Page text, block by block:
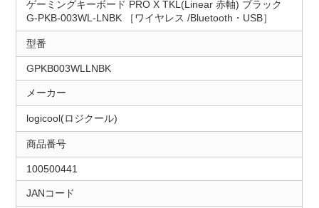
ゲーミングキーボード PRO X TKL(Linear 赤軸) ブラック
G-PKB-003WL-LNBK ［ワイヤレス /Bluetooth・USB］
型番
GPKB003WLLNBK
メーカー
logicool(ロジクール)
商品番号
100500441
JANコード